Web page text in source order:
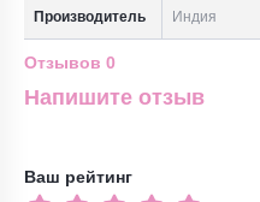
Производитель Индия
Отзывов 0
Напишите отзыв
Ваш рейтинг